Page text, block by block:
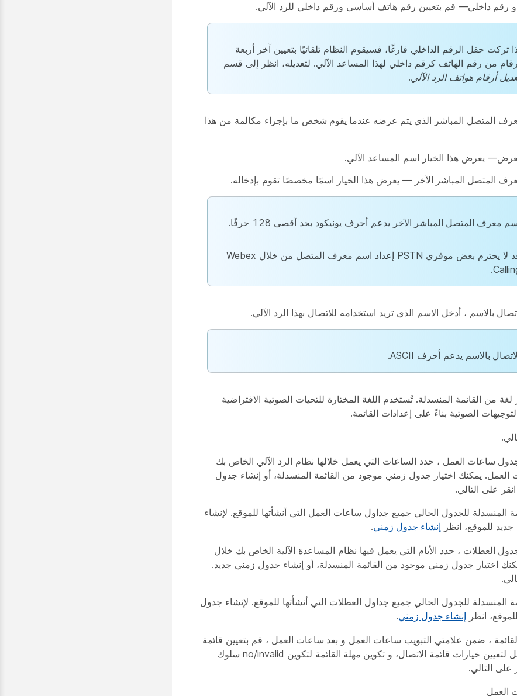
و رقم داخلي— قم بتعيين رقم هاتف أساسي ورقم داخلي للرد الآلي.
تركت حقل الرقم الداخلي فارغًا، فسيقوم النظام تلقائيًا بتعيين آخر أربعة
من رقم الهاتف كرقم داخلي لهذا المساعد الآلي. لتعديله، انظر إلى قسم
أرقام هواتف الرد الآلي.
المتصل المباشر الذي يتم عرضه عندما يقوم شخص ما بإجراء مكالمة من هذا
— يعرض هذا الخيار اسم المساعد الآلي.
المتصل المباشر الآخر — يعرض هذا الخيار اسمًا مخصصًا تقوم بإدخاله.
معرف المتصل المباشر الآخر يدعم أحرف يونيكود بحد أقصى 128 حرفًا.
قد لا يحترم بعض موفري PSTN إعداد اسم معرف المتصل من خلال Webex
بالاسم ، أدخل الاسم الذي تريد استخدامه للاتصال بهذا الرد الآلي.
بالاسم يدعم أحرف ASCII.
من القائمة المنسدلة. تُستخدم اللغة المختارة للتحيات الصوتية الافتراضية
الصوتية بناءً على إعدادات القائمة.
.
ساعات العمل ، حدد الساعات التي يعمل خلالها نظام الرد الآلي الخاص بك
يمكنك اختيار جدول زمني موجود من القائمة المنسدلة، أو إنشاء جدول
على التالي.
المنسدلة للجدول الحالي جميع جداول ساعات العمل التي أنشأتها للموقع. لإنشاء
للموقع، انظر إنشاء جدول زمني.
العطلات ، حدد الأيام التي يعمل فيها نظام المساعدة الآلية الخاص بك خلال
اختيار جدول زمني موجود من القائمة المنسدلة، أو إنشاء جدول زمني جديد.
.
المنسدلة للجدول الحالي جميع جداول العطلات التي أنشأتها للموقع. لإنشاء جدول
انظر إنشاء جدول زمني.
، ضمن علامتي التبويب ساعات العمل و بعد ساعات العمل ، قم بتعيين قائمة
لتعيين خيارات قائمة الاتصال، و تكوين مهلة القائمة
لتكوين no/invalid سلوك
على التالي.
العمل